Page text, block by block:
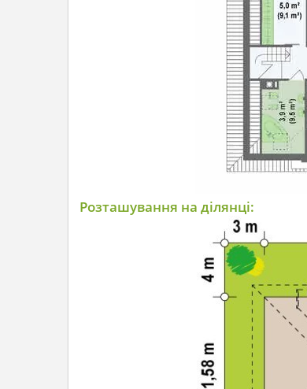
Розташування на ділянці: